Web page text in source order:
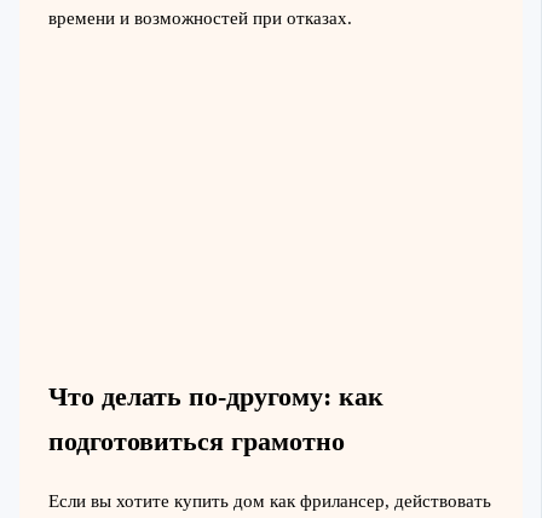
времени и возможностей при отказах.
Что делать по-другому: как
подготовиться грамотно
Если вы хотите купить дом как фрилансер, действовать